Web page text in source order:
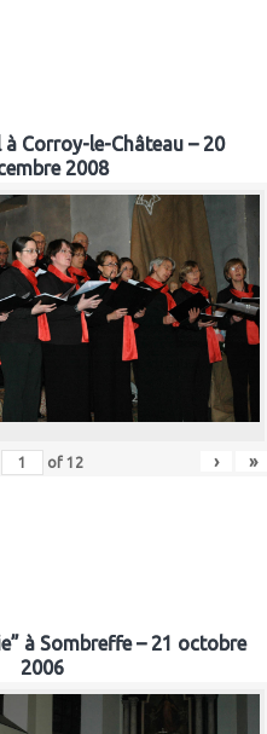
Corroy-le-Château – 20
2008
of 12 › »
à Sombreffe – 21 octobre
2006